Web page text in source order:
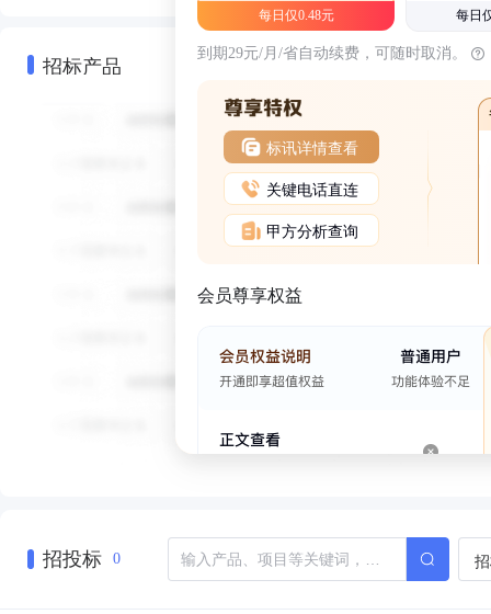
招标产品
每日仅0.48元 每日
到期29元/月/省自动续费，可随时取消。
标讯详情查看
关键电话直连
甲方分析查询
会员尊享权益
招投标 0